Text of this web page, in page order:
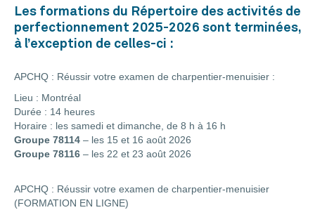
Les formations du Répertoire des activités de
perfectionnement 2025-2026 sont terminées,
à l’exception de celles-ci :
APCHQ : Réussir votre examen de charpentier-menuisier :
Lieu : Montréal
Durée : 14 heures
Horaire : les samedi et dimanche, de 8 h à 16 h
Groupe 78114 – les 15 et 16 août 2026
Groupe 78116 – les 22 et 23 août 2026
APCHQ : Réussir votre examen de charpentier-menuisier
(FORMATION EN LIGNE)